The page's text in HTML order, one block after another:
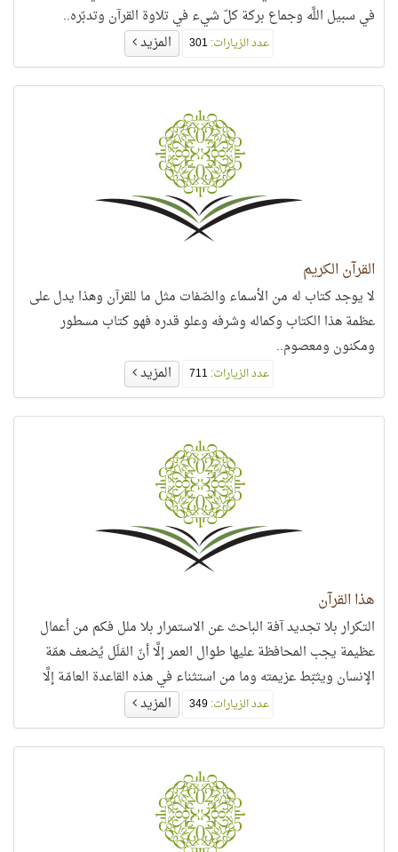
في سبيل اللَّه وجماع بركة كلّ شيء في تلاوة القرآن وتدبّره..
عدد الزيارات: المزيد
القرآن الكريم
لا يوجد كتاب له من الأسماء والصّفات مثل ما للقرآن وهذا يدل على
عظمة هذا الكتاب وكماله وشرفه وعلو قدره فهو كتاب مسطور
ومكنون ومعصوم..
عدد الزيارات: المزيد
هذا القرآن
التكرار بلا تجديد آفة الباحث عن الاستمرار بلا ملل فكم من أعمال
عظيمة يجب المحافظة عليها طوال العمر إلَّا أنّ المَلَل يُضعف همّة
الإنسان ويثبّط عزيمته وما من استثناء في هذه القاعدة العامّة إلَّا
عدد الزيارات: المزيد